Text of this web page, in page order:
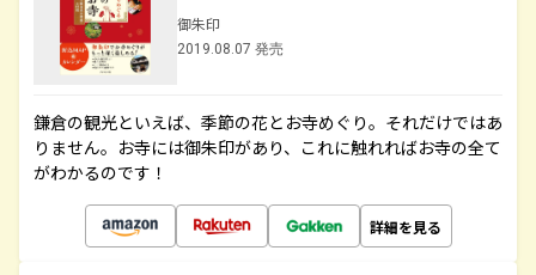
御朱印
2019.08.07 発売
鎌倉の観光といえば、季節の花とお寺めぐり。それだけではあ
りません。お寺には御朱印があり、これに触れればお寺の全て
がわかるのです！
詳細を見る